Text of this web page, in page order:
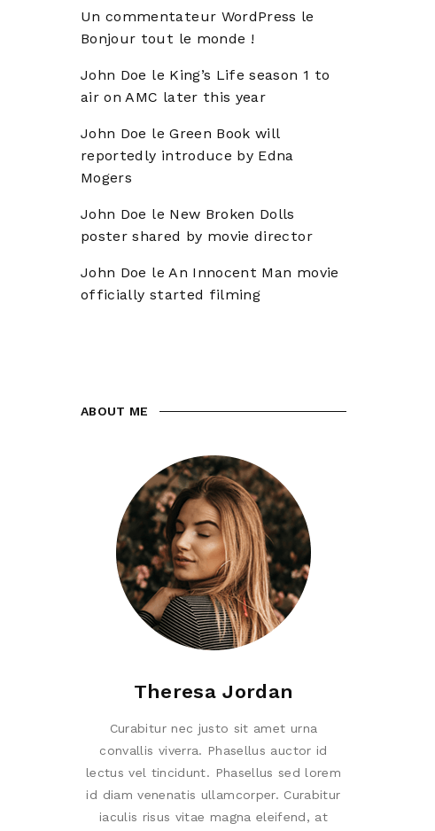
Un commentateur WordPress le
Bonjour tout le monde !
John Doe le King’s Life season 1 to
air on AMC later this year
John Doe leGreen Book will
reportedly introduce by Edna
Mogers
John Doe le New Broken Dolls
poster shared by movie director
John Doe leAn Innocent Man movie
officially started filming
ABOUT ME
Theresa Jordan
Curabitur nec justo sit amet urna
convallis viverra. Phasellus auctor id
lectus vel tincidunt. Phasellus sed lorem
id diam venenatis ullamcorper. Curabitur
iaculis risus vitae magna eleifend, at